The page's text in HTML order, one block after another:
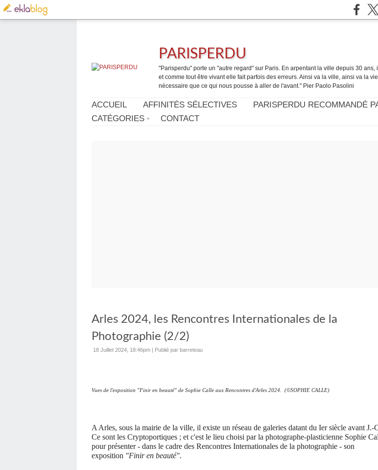
PARISPERDU
"Parisperdu" porte un "autre regard" sur Paris. En arpentant la ville depuis 30
et comme tout être vivant elle fait parfois des erreurs. Ainsi va la ville, ainsi va la
nécessaire que ce qui nous pousse à aller de l'avant." Pier Paolo Pasolini
ACCUEIL AFFINITÉS SÉLECTIVES PARISPERDU RECOMMANDÉ
CATÉGORIES
CONTACT
Arles 2024, les Rencontres Internationales de la
Photographie (2/2)
18 Juillet 2024, 18:46pm | Publié par barreteau
Vues de l'exposition "Finir en beauté" de Sophie Calle aux Rencontres d'Arles 2024. (©SOPHIE CALLE)
A Arles, sous la mairie de la ville, il existe un réseau de galeries datant du Ier siècle avant J.-
Ce sont les Cryptoportiques ; et c'est le lieu choisi par la photographe-plasticienne Sophie
pour présenter - dans le cadre des Rencontres Internationales de la photographie - son
exposition "Finir en beauté".